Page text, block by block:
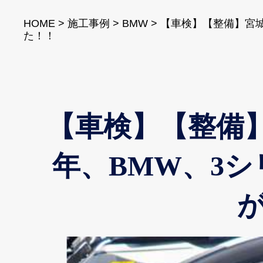
HOME >施工事例 > BMW >
【車検】【整備】
た！！
【車検】【整
年、BMW、3シ